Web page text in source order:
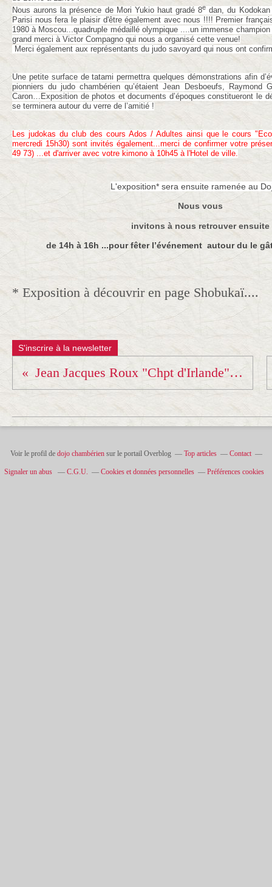
Nous aurons la présence de Mori Yukio haut gradé 8e dan, du
Parisi nous fera le plaisir d'être également avec nous !!!! Premier
1980 à Moscou...quadruple médaillé olympique ....un immense
grand merci à Victor Compagno qui nous a organisé cette venue!
Merci également aux représentants du judo savoyard qui nous ont
Une petite surface de tatami permettra quelques démonstrations afin
pionniers du judo chambérien qu’étaient Jean Desboeufs, Raymond
Caron…Exposition de photos et documents d’époques constitueront le
se terminera autour du verre de l’amitié !
Les judokas du club des cours Ados / Adultes ainsi que le cours
mercredi 15h30) sont invités également...merci de confirmer votre
49 73) ...et d'arriver avec votre kimono à 10h45 à l'Hotel de ville.
L'exposition* sera ensuite ramenée au
Nous vous
invitons à nous retrouver ensuite
de 14h à 16h ...pour fêter l’événement autour du le
* Exposition à découvrir en page Shobukaï....
S'inscrire à la newsletter
Jean Jacques Roux "Chpt d'Irlande" (tournoi open) !!!
Voir le profil de dojo chambériensur le portail Overblog Top articles Contact
Signaler un abus C.G.U. Cookies et données personnelles Préférences cookies